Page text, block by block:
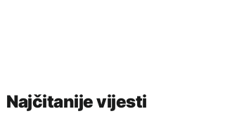
Najčitanije vijesti